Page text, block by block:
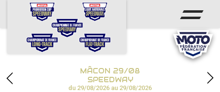
ACCUEIL
CALENDRIER
CHAMPIONNATSMÂCON 29/08
SPEEDWAY
du 29/08/2026 au 29/08/2026